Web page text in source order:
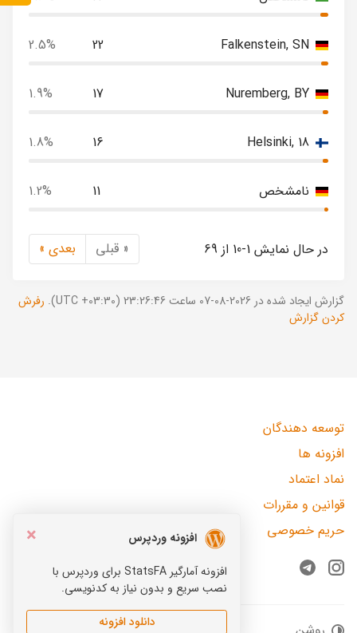
Falkenstein, SN
22
2.5%
Nuremberg, BY
17
1.9%
Helsinki, 18
16
1.8%
نامشخص 11
1.2%
در حال نمایش 1-10 از 69 « قبلی بعدی »
گزارش ایجاد شده در 2026-08-07 ساعت 23:26:46 (UTC +03:30).
رفرش
کردن گزارش
×
افزونه وردپرس
افزونه آمارگیر StatsFA برای وردپرس با
نصب سریع و بدون نیاز به کدنویسی.
دانلود افزونه
توسعه دهندگان
افزونه ها
نماد اعتماد
قوانین و مقررات
حریم خصوصی
Instagram
Telegram